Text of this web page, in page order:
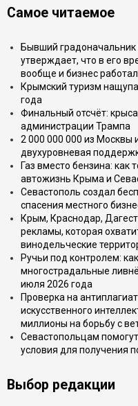
Самое читаемое
Бывший градоначальник
утверждает, что в его
вообще и бизнес
Крымский туризм
года
Финальный отсчёт:
администрации Трампа
2 000 000 000 из Москвы
двухуровневая
Газ вместо бензина: как
автожизнь Крыма и
Севастополь создал
спасения местного
Крым, Краснодар,
рекламы, которая
винодельческие
Ручьи под контролем:
многострадальные
июля 2026 года
Проверка на
искусственного
миллионы на борьбу с
Севастопольцам
условия для получения
Выбор редакции